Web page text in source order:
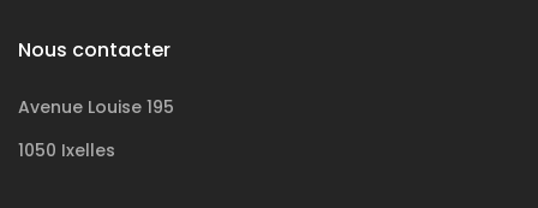
Nous contacter
Avenue Louise 195
1050 Ixelles